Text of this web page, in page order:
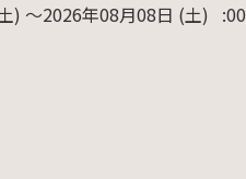
) 〜2026年08月08日 (土) :00